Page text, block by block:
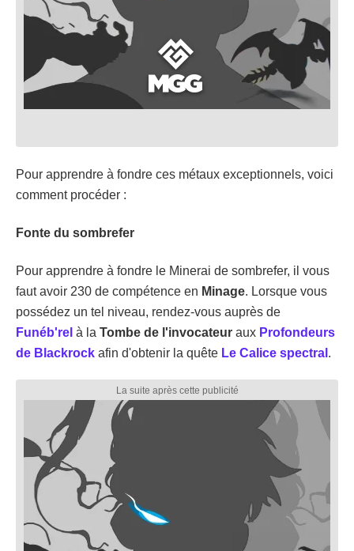
Pour apprendre à fondre ces métaux exceptionnels, voici
comment procéder :
Fonte du sombrefer
Pour apprendre à fondre le Minerai de sombrefer, il vous
faut avoir 230 de compétence en Minage. Lorsque vous
possédez un tel niveau, rendez-vous auprès de
Funéb'rel à la Tombe de l'invocateur aux Profondeurs
de Blackrock afin d'obtenir la quête Le Calice spectral .